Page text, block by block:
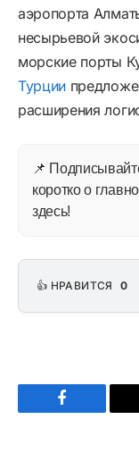
аэропорта
несырьевой
морские порты
Турции
расширения
📌
коротко о
здесь!
👍 НРАВИТСЯ 0
Facebook